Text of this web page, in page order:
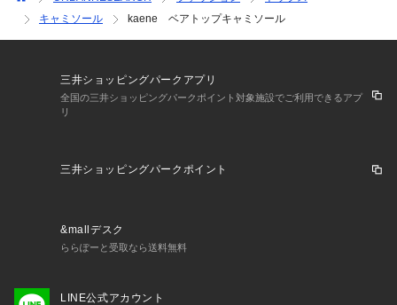
キャミソール
kaene ベアトップキャミソール
三井ショッピングパークアプリ
全国の三井ショッピングパークポイント対象施設でご利用できるアプ
リ
三井ショッピングパークポイント
&mallデスク
ららぽーと受取なら送料無料
LINE公式アカウント